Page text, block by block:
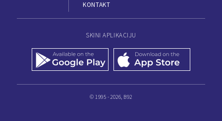
KONTAKT
SKINI APLIKACIJU
© 1995 - 2026, B92